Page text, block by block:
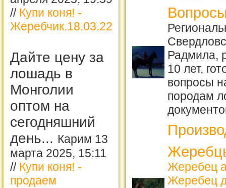
// Купи коня! -
Жеребчик.18.03.22
Дайте цену за
лошадь в
Монголии
оптом на
сегодняшний
день... Карим 13
марта 2025, 15:11
// Купи коня! -
продаем
Радмила,
10 лет,
вопросы
породам
Жеребец
Жеребец